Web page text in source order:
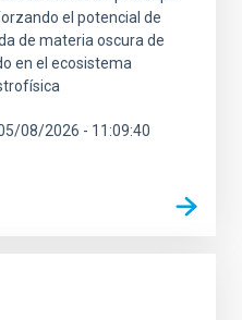
el potencial de
de materia oscura de
en el ecosistema
08/2026 - 11:09:40